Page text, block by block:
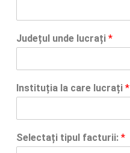
Județul unde lucrați *
Instituția la care lucrați *
Selectați tipul facturii: *